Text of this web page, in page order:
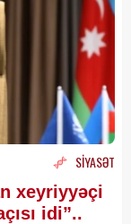
SİYASƏT
xeyriyyəçi
idi”..